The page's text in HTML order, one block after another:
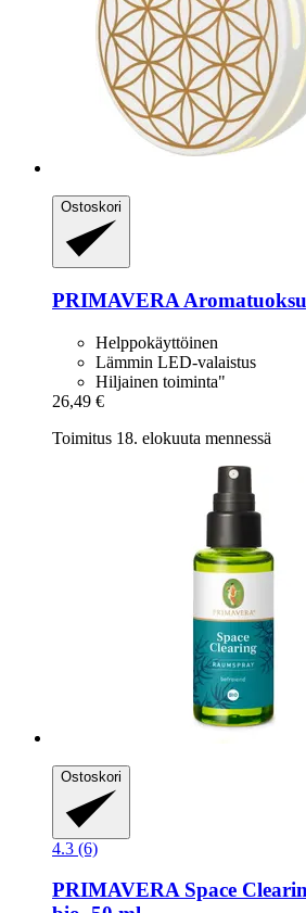
Ostoskori
PRIMAVERA
Helppokäyttöinen
Lämmin LED-valaistus
Hiljainen toiminta"
26,49 €
Toimitus 18. elokuuta mennessä
Ostoskori
4.3 (6)
PRIMAVERASpace